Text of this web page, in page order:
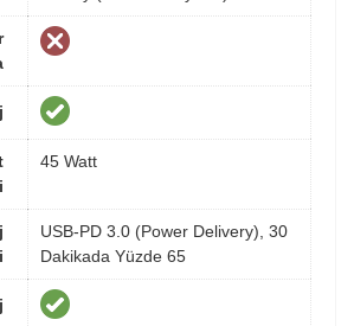
45 Watt
USB-PD 3.0 (Power Delivery), 30
Dakikada Yüzde 65